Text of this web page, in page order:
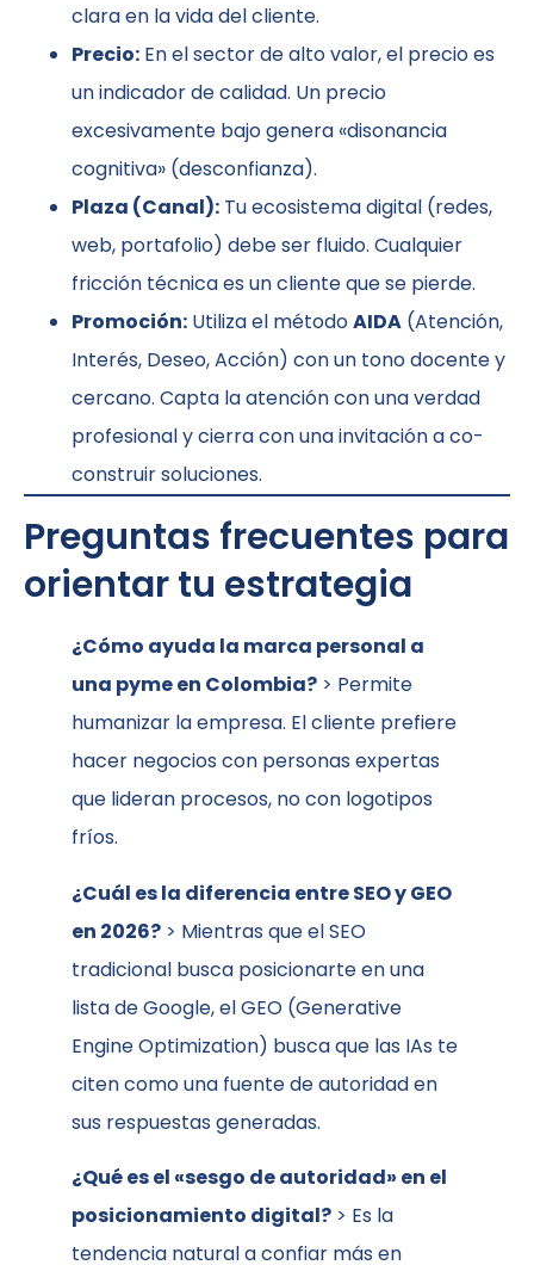
clara en la vida del cliente.
Precio: En el sector de alto valor, el precio es
un indicador de calidad. Un precio
excesivamente bajo genera «disonancia
cognitiva» (desconfianza).
Plaza (Canal): Tu ecosistema digital (redes,
web, portafolio) debe ser fluido. Cualquier
fricción técnica es un cliente que se pierde.
Promoción: Utiliza el métodoAIDA (Atención,
Interés, Deseo, Acción) con un tono docente y
cercano. Capta la atención con una verdad
profesional y cierra con una invitación a co-
construir soluciones.
Preguntas frecuentes para
orientar tu estrategia
¿Cómo ayuda la marca personal a
una pyme en Colombia? > Permite
humanizar la empresa. El cliente prefiere
hacer negocios con personas expertas
que lideran procesos, no con logotipos
fríos.
¿Cuál es la diferencia entre SEO y GEO
en 2026? > Mientras que el SEO
tradicional busca posicionarte en una
lista de Google, el GEO (Generative
Engine Optimization) busca que las IAs te
citen como una fuente de autoridad en
sus respuestas generadas.
¿Qué es el «sesgo de autoridad» en el
posicionamiento digital? > Es la
tendencia natural a confiar más en